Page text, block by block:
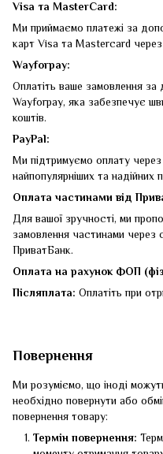
Visa та MasterCard:
Ми приймаємо платежі за
карт Visa та Mastercard
Wayforpay:
Оплатіть ваше замовлення
Wayforpay, яка забезпечує
коштів.
PayPal:
Ми підтримуємо оплату
найпопулярніших та надійних
Оплата частинами від
Для вашої зручності, ми
замовлення частинами через
ПриватБанк.
Оплата на рахунок ФОП
Післяплата: Оплатіть при
Повернення
Ми розуміємо, що іноді
необхідно повернути або
повернення товару:
Термін повернення: